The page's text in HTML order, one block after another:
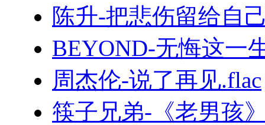
陈升-把悲伤留给自
BEYOND-无悔这一
周杰伦-说了再见.flac
筷子兄弟-《老男孩